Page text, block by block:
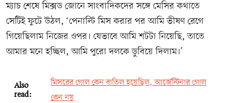
ম্যাচ শেষে মিক্সড জোনে সাংবাদিকদের সঙ্গে মেসির কথাতে
সেটিই ফুটে উঠল, ‘পেনাল্টি মিস করার পর আমি ভীষণ রেগে
গিয়েছিলাম নিজের ওপর। যেভাবে আমি শটটা নিয়েছি, তাতে
আমার মনে হচ্ছিল, আমি পুরো দলকে ডুবিয়ে দিলাম।’
Also
read:
মিসরের গোল কেন বাতিল হয়েছিল, আর্জেন্টিনার গোল
কেন নয়